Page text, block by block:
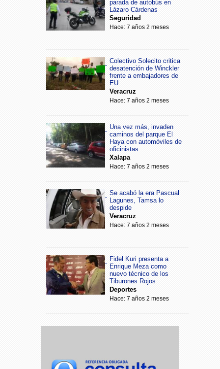
parada de autobús en
Lázaro Cárdenas
Seguridad
Hace: 7 años 2 meses
Colectivo Solecito critica
desatención de Winckler
frente a embajadores de
EU
Veracruz
Hace: 7 años 2 meses
Una vez más, invaden
caminos del parque El
Haya con automóviles de
oficinistas
Xalapa
Hace: 7 años 2 meses
Se acabó la era Pascual
Lagunes, Tamsa lo
despide
Veracruz
Hace: 7 años 2 meses
Fidel Kuri presenta a
Enrique Meza como
nuevo técnico de los
Tiburones Rojos
Deportes
Hace: 7 años 2 meses